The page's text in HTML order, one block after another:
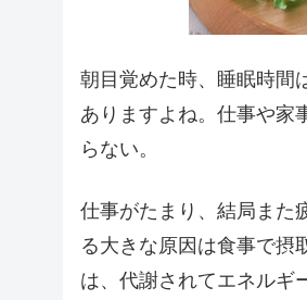
朝目覚めた時、睡眠時間
ありますよね。仕事や家
らない。
仕事がたまり、結局また
る大きな原因は食事で摂
は、代謝されてエネルギ